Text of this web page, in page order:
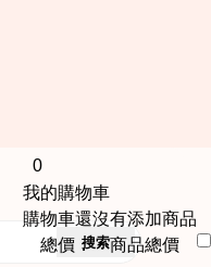
0
我的購物車
購物車還沒有添加商品
總價： 商品總價
搜索